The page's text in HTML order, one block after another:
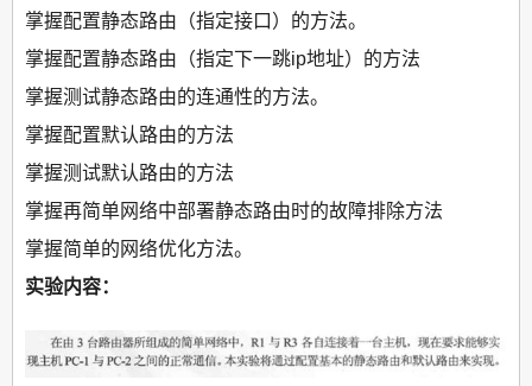
掌握配置静态路由（指定接口）的方法。
掌握配置静态路由（指定下一跳ip地址）的方法
掌握测试静态路由的连通性的方法。
掌握配置默认路由的方法
掌握测试默认路由的方法
掌握再简单网络中部署静态路由时的故障排除方法
掌握简单的网络优化方法。
实验内容：